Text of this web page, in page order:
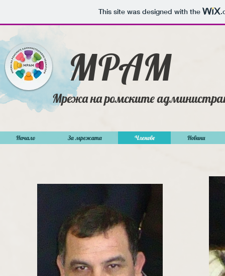
This site was designed with the
МРАМ
Мрежа на ромските
Начало За мрежата Членове Новини